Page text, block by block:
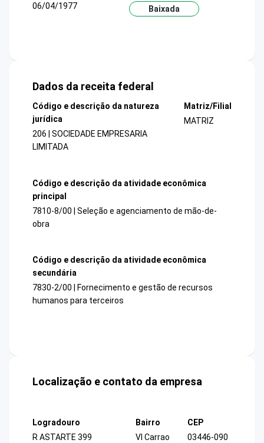
06/04/1977
Baixada
Dados da receita federal
Código e descrição da natureza
jurídica
206 | SOCIEDADE EMPRESARIA
LIMITADA
Matriz/Filial
MATRIZ
Código e descrição da atividade econômica
principal
7810-8/00 | Seleção e agenciamento de mão-de-
obra
Código e descrição da atividade econômica
secundária
7830-2/00 | Fornecimento e gestão de recursos
humanos para terceiros
Localização e contato da empresa
Logradouro
R ASTARTE 399
Bairro
Vl Carrao
CEP
03446-090